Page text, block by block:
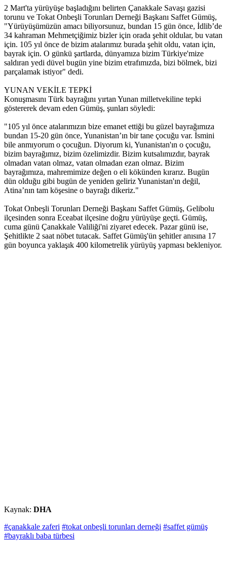
2 Mart'ta yürüyüşe başladığını belirten Çanakkale Savaşı gazisi
torunu ve Tokat Onbeşli Torunları Derneği Başkanı Saffet Gümüş,
"Yürüyüşümüzün amacı biliyorsunuz, bundan 15 gün önce, İdlib’de
34 kahraman Mehmetçiğimiz bizler için orada şehit oldular, bu vatan
için. 105 yıl önce de bizim atalarımız burada şehit oldu, vatan için,
bayrak için. O günkü şartlarda, dünyamıza bizim Türkiye'mize
saldıran yedi düvel bugün yine bizim etrafımızda, bizi bölmek, bizi
parçalamak istiyor" dedi.
YUNAN VEKİLE TEPKİ
Konuşmasını Türk bayrağını yırtan Yunan milletvekiline tepki
göstererek devam eden Gümüş, şunları söyledi:
"105 yıl önce atalarımızın bize emanet ettiği bu güzel bayrağımıza
bundan 15-20 gün önce, Yunanistan’ın bir tane çocuğu var. İsmini
bile anmıyorum o çocuğun. Diyorum ki, Yunanistan'ın o çocuğu,
bizim bayrağımız, bizim özelimizdir. Bizim kutsalımızdır, bayrak
olmadan vatan olmaz, vatan olmadan ezan olmaz. Bizim
bayrağımıza, mahremimize değen o eli kökünden kırarız. Bugün
dün olduğu gibi bugün de yeniden geliriz Yunanistan'ın değil,
Atina’nın tam köşesine o bayrağı dikeriz."
Tokat Onbeşli Torunları Derneği Başkanı Saffet Gümüş, Gelibolu
ilçesinden sonra Eceabat ilçesine doğru yürüyüşe geçti. Gümüş,
cuma günü Çanakkale Valiliği'ni ziyaret edecek. Pazar günü ise,
Şehitlikte 2 saat nöbet tutacak. Saffet Gümüş'ün şehitler anısına 17
gün boyunca yaklaşık 400 kilometrelik yürüyüş yapması bekleniyor.
Kaynak: DHA
#çanakkale zaferi #tokat onbeşli torunları derneği #saffet gümüş
#bayraklı baba türbesi